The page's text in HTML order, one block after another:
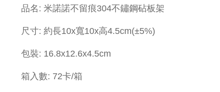
品名: 米諾諾不留痕304不鏽鋼砧板架
尺寸: 約長10x寬10x高4.5cm(±5%)
包裝: 16.8x12.6x4.5cm
箱入數: 72卡/箱